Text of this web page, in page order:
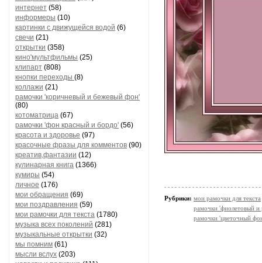
интернет (58)
информеры (10)
картинки с движущейся водой (6)
свечи (21)
открытки (358)
кино'мультфильмы (25)
клипарт (808)
кнопки переходы (8)
коллажи (21)
рамочки 'коричневый и бежевый фон'
(80)
котоматрица (67)
рамочки 'фон красный и бордо' (56)
красота и здоровье (97)
красочные фразы для комментов (90)
креатив,фантазии (12)
кулинарная книга (1366)
кумиры (54)
личное (176)
мои обращения (69)
мои поздравления (59)
мои рамочки для текста (1780)
музыка всех поколений (281)
музыкальные открытки (32)
мы помним (61)
мысли вслух (203)
Рубрики: мои рамочки для текста
рамочки 'фиолетовый и
рамочки 'цветочный